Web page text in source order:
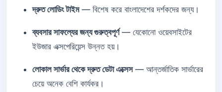
দ্রুত লোডিং টাইম— বিশেষ করে বাংলাদেশের দর্শকদের জন্য।
ব্যবসার সাফল্যের জন্য গুরুত্বপূর্ণ— যেকোনো ওয়েবসাইটের
ইউজার এক্সপেরিয়েন্স উন্নত হয়।
লোকাল সার্ভার থেকে দ্রুত ডেটা এক্সেস— আন্তর্জাতিক সার্ভারের
চেয়ে অনেক বেশি কার্যকর।